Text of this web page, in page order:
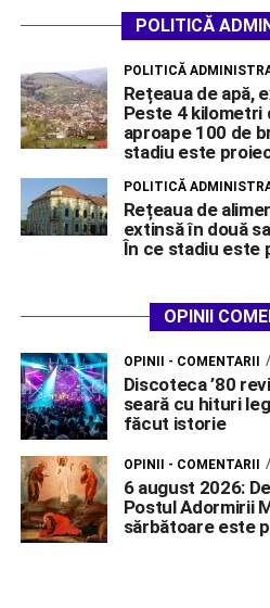
POLITICĂ
POLITICĂ
Rețeaua de apă,
Peste 4 kilometri
aproape 100 de
stadiu este
POLITICĂ
Rețeaua de
extinsă în două
În ce stadiu este
OPINII
OPINII - COMENTARII
Discoteca ’80
seară cu hituri
făcut istorie
OPINII - COMENTARII
6 august 2026:
Postul Adormirii
sărbătoare este